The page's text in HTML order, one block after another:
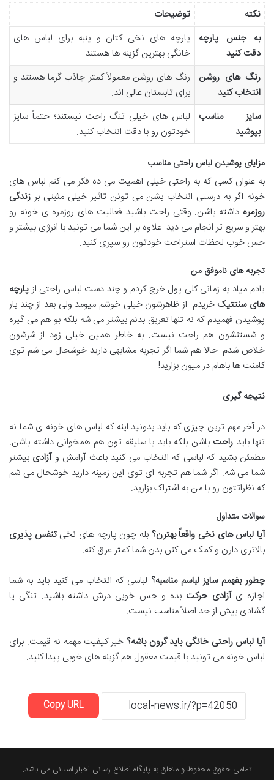
نکته
توضیحات
به جنس پارچه
دقت کنید
پارچه های نخی کتان و پنبه برای لباس های
خانگی بهترین گزینه ها هستند.
رنگ های روشن
انتخاب کنید
رنگ های روشن معمولاً کمتر جاذب گرما هستند و
برای تابستان عالی اند.
سایز مناسب
بپوشید
لباس های خیلی تنگ راحت نیستند؛ حتماً سایز
خودتون رو با دقت انتخاب کنید.
مزایای پوشیدن لباس راحتی مناسب
به عنوان کسی که به راحتی خیلی اهمیت می ده فکر می کنم لباس های
خونه اگر به درستی انتخاب بشن می تونن تاثیر خیلی مثبتی بر زندگی
روزمره داشته باشن. وقتی راحت باشید فعالیت های روزمره ی خونه رو
بهتر و سریع تر انجام می دید. علاوه بر این شما می تونید با انرژی بیشتر و
حس خوب لحظات استراحت خودتون رو سپری کنید.
تجربه های ناموفق من
یادم میاد یه زمانی کلی پول خرج کردم و چند دست لباس راحتی از پارچه
های سنتتیک خریدم. از ظاهرشون خیلی خوشم میومد ولی بعد از چند بار
پوشیدن فهمیدم که نه تنها تعریق بدنم بیشتر می شه بلکه بو هم می گیره
و شستنشون هم راحت نیست. به خاطر همین خیلی زود از شرشون
خلاص شدم. حالا هم شما اگر تجربه مشابهی دارید خوشحال می شم توی
کامنت ها باهام در میون بزارید!
نتیجه گیری
در آخر مهم ترین چیزی که باید بدونید اینه که لباس های خونه ی شما نه
تنها باید راحت باشن بلکه باید با سلیقه تون هم همخوانی داشته باشن.
مطمئن بشید که لباسی که انتخاب می کنید باعث آرامش وآزادی بیشتر
شما می شه. اگر شما هم تجربه ای توی این زمینه دارید خوشحال می شم
که نظراتتون رو با من به اشتراک بزارید.
سوالات متداول
آیا لباس های نخی واقعاً بهترن؟ بله چون پارچه های نخیتنفس پذیری
بالاتری دارن و کمک می کنن بدن شما کمتر عرق کنه.
چطور بفهمم سایز لباسم مناسبه؟ لباسی که انتخاب می کنید باید به شما
اجازه یآزادی حرکت بده و حس خوبی درش داشته باشید. تنگی یا
گشادی بیش از حد اصلاً مناسب نیست.
آیا لباس راحتی خانگی باید گرون باشه؟ خیر کیفیت مهمه نه قیمت. برای
لباس خونه می تونید با قیمت معقول هم گزینه های خوبی پیدا کنید.
Copy URL
تمامی حقوق محفوظ و متعلق به پایگاه اطلاع رسانی اخبار استانی می باشد.